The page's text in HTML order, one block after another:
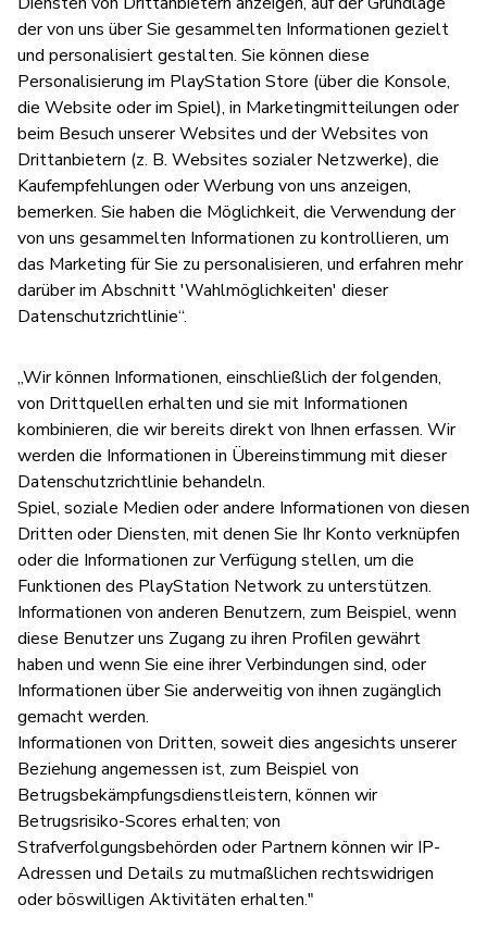
der von uns über Sie gesammelten Informationen gezielt
und personalisiert gestalten. Sie können diese
Personalisierung im PlayStation Store (über die Konsole,
die Website oder im Spiel), in Marketingmitteilungen oder
beim Besuch unserer Websites und der Websites von
Drittanbietern (z. B. Websites sozialer Netzwerke), die
Kaufempfehlungen oder Werbung von uns anzeigen,
bemerken. Sie haben die Möglichkeit, die Verwendung der
von uns gesammelten Informationen zu kontrollieren, um
das Marketing für Sie zu personalisieren, und erfahren mehr
darüber im Abschnitt 'Wahlmöglichkeiten' dieser
Datenschutzrichtlinie“.
„Wir können Informationen, einschließlich der folgenden,
von Drittquellen erhalten und sie mit Informationen
kombinieren, die wir bereits direkt von Ihnen erfassen. Wir
werden die Informationen in Übereinstimmung mit dieser
Datenschutzrichtlinie behandeln.
Spiel, soziale Medien oder andere Informationen von diesen
Dritten oder Diensten, mit denen Sie Ihr Konto verknüpfen
oder die Informationen zur Verfügung stellen, um die
Funktionen des PlayStation Network zu unterstützen.
Informationen von anderen Benutzern, zum Beispiel, wenn
diese Benutzer uns Zugang zu ihren Profilen gewährt
haben und wenn Sie eine ihrer Verbindungen sind, oder
Informationen über Sie anderweitig von ihnen zugänglich
gemacht werden.
Informationen von Dritten, soweit dies angesichts unserer
Beziehung angemessen ist, zum Beispiel von
Betrugsbekämpfungsdienstleistern, können wir
Betrugsrisiko-Scores erhalten; von
Strafverfolgungsbehörden oder Partnern können wir IP-
Adressen und Details zu mutmaßlichen rechtswidrigen
oder böswilligen Aktivitäten erhalten."